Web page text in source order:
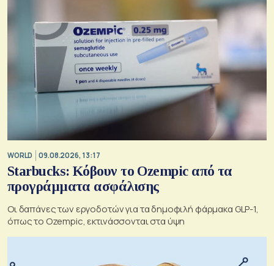
WORLD 09.08.2026, 13:17
Starbucks: Κόβουν το Ozempic από τα
προγράμματα ασφάλισης
Οι δαπάνες των εργοδοτών για τα δημοφιλή φάρμακα GLP-1,
όπως το Ozempic, εκτινάσσονται στα ύψη